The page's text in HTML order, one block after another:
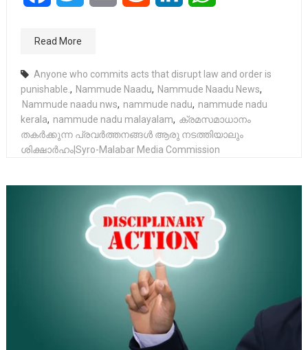
Read More
Anyone who commits acts that disrupt law and order is
punishable., Nammude Naadu, Nammude Naadu News,
Nammude naadu nws, nammude nadu, nammude nadu
kerala, nammude nadu malayalam, ക്രമസമാധാനം
തകർക്കുന്ന പ്രവർത്തനങ്ങൾ ആരു നടത്തിയാലും
ശിക്ഷാർഹം|Syro-Malabar Media Commission